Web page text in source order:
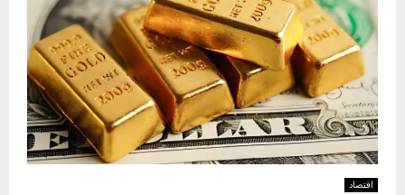
اقتصاد